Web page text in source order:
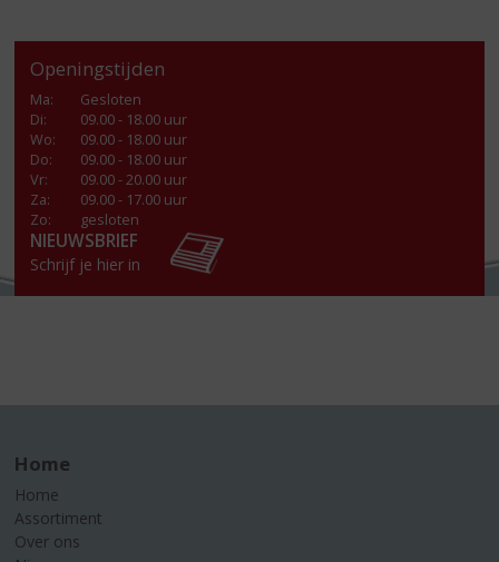
Openingstijden
Ma:
Gesloten
Di:
09.00 - 18.00 uur
Wo:
09.00 - 18.00 uur
Do:
09.00 - 18.00 uur
Vr:
09.00 - 20.00 uur
Za:
09.00 - 17.00 uur
Zo:
gesloten
NIEUWSBRIEF
Schrijf je hier in
Home
Home
Assortiment
Over ons